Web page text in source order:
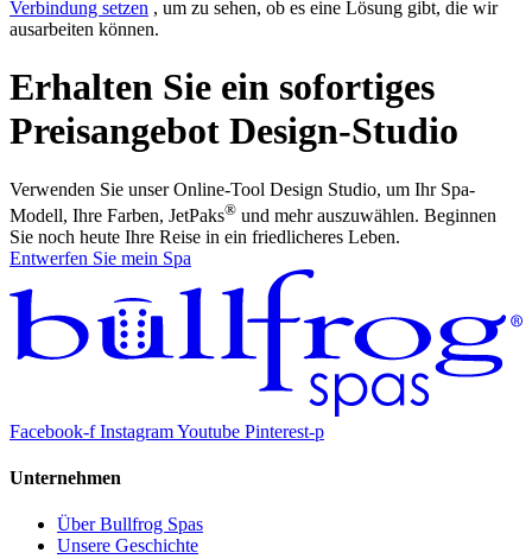
Verbindung setzen , um zu sehen, ob es eine Lösung gibt, die wir
ausarbeiten können.
Erhalten Sie ein sofortiges
Preisangebot Design-Studio
Verwenden Sie unser Online-Tool Design Studio, um Ihr Spa-
Modell, Ihre Farben, JetPaks® und mehr auszuwählen. Beginnen
Sie noch heute Ihre Reise in ein friedlicheres Leben.
Entwerfen Sie mein Spa
Facebook-f InstagramYoutube Pinterest-p
Unternehmen
Über Bullfrog Spas
Unsere Geschichte